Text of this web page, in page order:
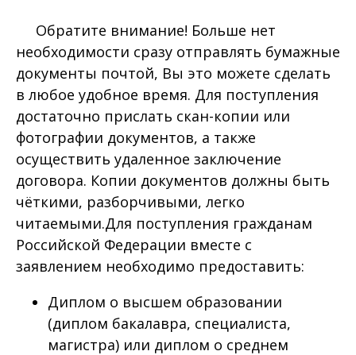
Обратите внимание! Больше нет
необходимости сразу отправлять бумажные
документы почтой, Вы это можете сделать
в любое удобное время. Для поступления
достаточно прислать скан-копии или
фотографии документов, а также
осуществить удаленное заключение
договора. Копии документов должны быть
чёткими, разборчивыми, легко
читаемыми.Для поступления гражданам
Российской Федерации вместе с
заявлением необходимо предоставить:
Диплом о высшем образовании
(диплом бакалавра, специалиста,
магистра) или диплом о среднем